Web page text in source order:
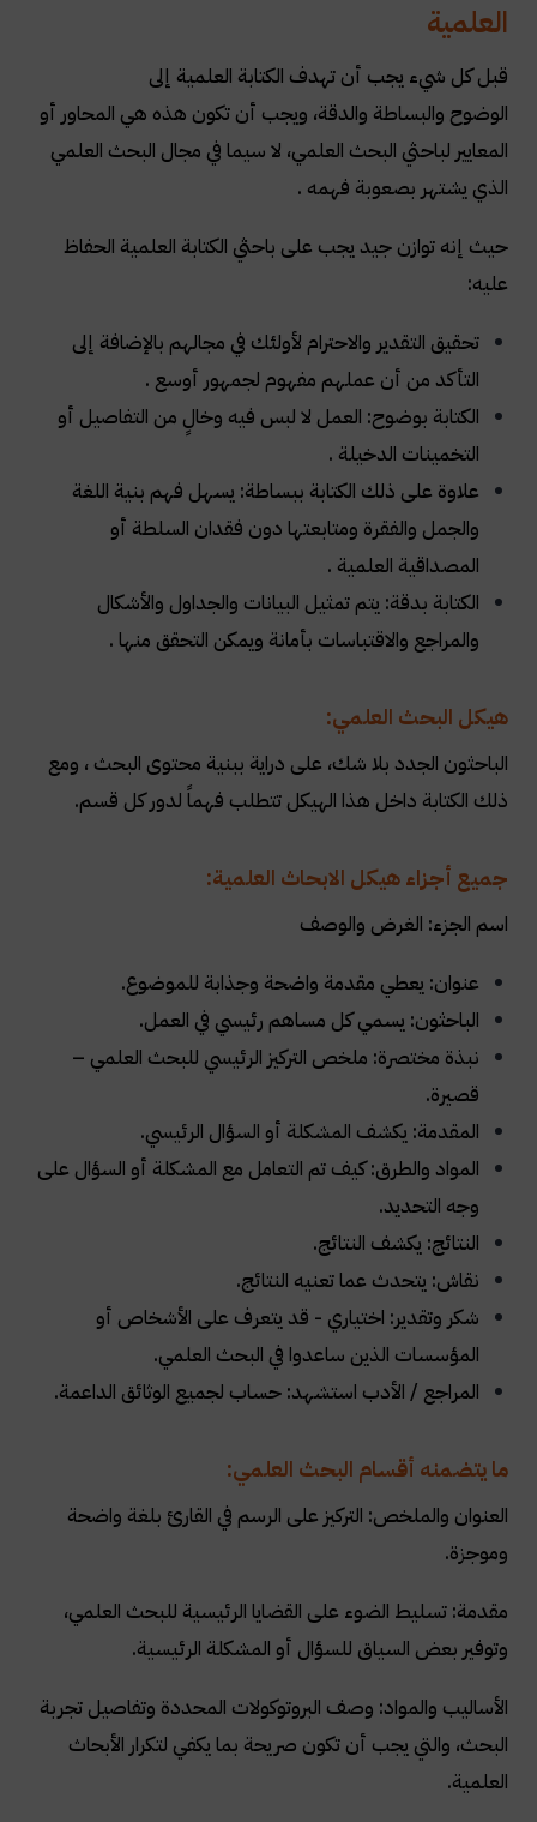
العلمية
قبل كل شيء يجب أن تهدف الكتابة العلمية إلى
الوضوح والبساطة والدقة، ويجب أن تكون هذه هي المحاور أو
المعايير لباحثي البحث العلمي، لا سيما في مجال البحث العلمي
الذي يشتهر بصعوبة فهمه .
حيث إنه توازن جيد يجب على باحثي الكتابة العلمية الحفاظ
عليه:
تحقيق التقدير والاحترام لأولئك في مجالهم بالإضافة إلى
التأكد من أن عملهم مفهوم لجمهور أوسع .
الكتابة بوضوح: العمل لا لبس فيه وخالٍ من التفاصيل أو
التخمينات الدخيلة .
علاوة على ذلك الكتابة ببساطة: يسهل فهم بنية اللغة
والجمل والفقرة ومتابعتها دون فقدان السلطة أو
المصداقية العلمية .
الكتابة بدقة: يتم تمثيل البيانات والجداول والأشكال
والمراجع والاقتباسات بأمانة ويمكن التحقق منها .
هيكل البحث العلمي:
الباحثون الجدد بلا شك، على دراية ببنية محتوى البحث ، ومع
ذلك الكتابة داخل هذا الهيكل تتطلب فهماً لدور كل قسم.
جميع أجزاء هيكل الابحاث العلمية:
اسم الجزء: الغرض والوصف
عنوان: يعطي مقدمة واضحة وجذابة للموضوع.
الباحثون: يسمي كل مساهم رئيسي في العمل.
نبذة مختصرة: ملخص التركيز الرئيسي للبحث العلمي –
قصيرة.
المقدمة: يكشف المشكلة أو السؤال الرئيسي.
المواد والطرق: كيف تم التعامل مع المشكلة أو السؤال على
وجه التحديد.
النتائج: يكشف النتائج.
نقاش: يتحدث عما تعنيه النتائج.
شكر وتقدير: اختياري - قد يتعرف على الأشخاص أو
المؤسسات الذين ساعدوا في البحث العلمي.
المراجع / الأدب استشهد: حساب لجميع الوثائق الداعمة.
ما يتضمنه أقسام البحث العلمي:
العنوان والملخص: التركيز على الرسم في القارئ بلغة واضحة
وموجزة.
مقدمة: تسليط الضوء على القضايا الرئيسية للبحث العلمي،
وتوفير بعض السياق للسؤال أو المشكلة الرئيسية.
الأساليب والمواد: وصف البروتوكولات المحددة وتفاصيل تجربة
البحث، والتي يجب أن تكون صريحة بما يكفي لتكرار الأبحاث
العلمية.